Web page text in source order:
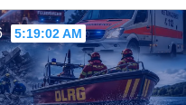
5:19:04 AM